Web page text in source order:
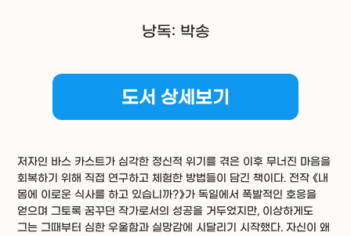
낭독: 박송
도서 상세보기
저자인 바스 카스트가 심각한 정신적 위기를 겪은 이후 무너진 마음을
회복하기 위해 직접 연구하고 체험한 방법들이 담긴 책이다. 전작 《내
몸에 이로운 식사를 하고 있습니까?》가 독일에서 폭발적인 호응을
얻으며 그토록 꿈꾸던 작가로서의 성공을 거두었지만, 이상하게도
그는 그때부터 심한 우울함과 실망감에 시달리기 시작했다. 자신이 왜